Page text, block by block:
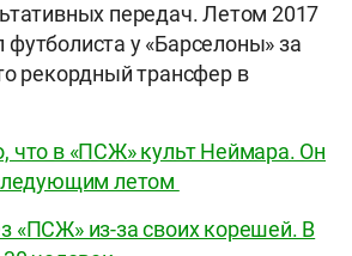
передач. Летом 2017
у «Барселоны» за
рекордный трансфер в
что в «ПСЖ» культ Неймара. Он
летом
«ПСЖ» из-за своих корешей. В